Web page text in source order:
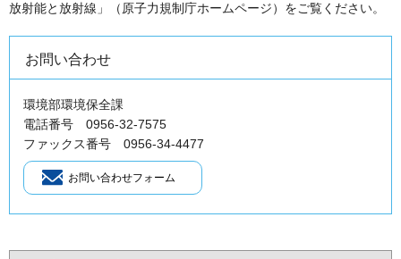
放射能と放射線」（原子力規制庁ホームページ）をご覧ください。
お問い合わせ
環境部環境保全課
電話番号 0956-32-7575
ファックス番号 0956-34-4477